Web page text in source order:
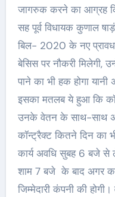
जागरुक करने का आग्रह
सह पूर्व विधायक कुणाल
बिल- 2020 के नए
बेसिस पर नौकरी मिलेगी,
पाने का भी हक होगा
इसका मतलब ये हुआ कि
उनके वेतन के साथ-साथ अब
कॉन्ट्रैक्ट कितने दिन का
कार्य अवधि सुबह 6 बजे से
शाम 7 बजे के बाद अगर
जिम्मेदारी कंपनी की